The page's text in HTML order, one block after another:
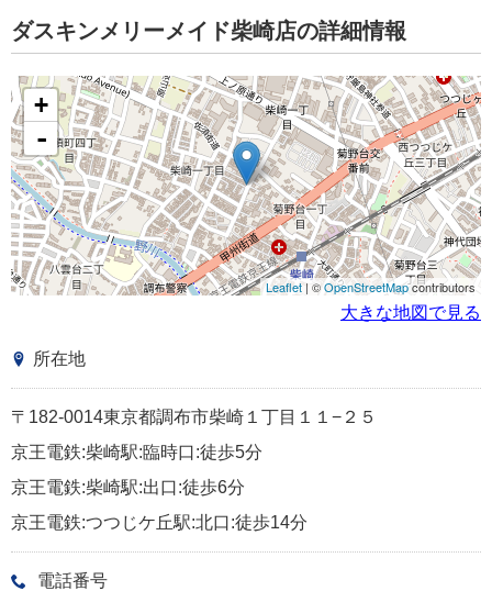
ダスキンメリーメイド柴崎店の詳細情報
+
-
Leaflet| ©OpenStreetMapcontributors
大きな地図で見る
所在地
〒182-0014東京都調布市柴崎１丁目１１−２５
京王電鉄:柴崎駅:臨時口:徒歩5分
京王電鉄:柴崎駅:出口:徒歩6分
京王電鉄:つつじケ丘駅:北口:徒歩14分
電話番号